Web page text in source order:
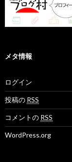
メタ情報
ログイン
投稿の RSS
コメントの RSS
WordPress.org